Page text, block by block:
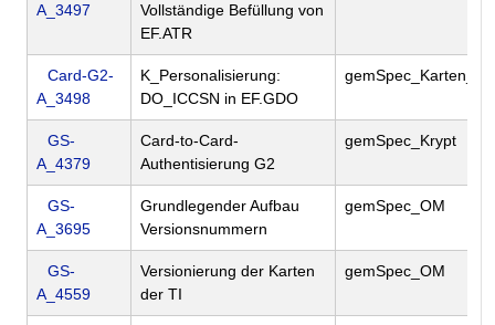
A_3497
Vollständige Befüllung von
EF.ATR
Card-G2-
A_3498
K_Personalisierung:
DO_ICCSN in EF.GDO
GS-
A_4379
Card-to-Card-
Authentisierung G2
gemSpec_Krypt
GS-
A_3695
Grundlegender Aufbau
Versionsnummern
gemSpec_OM
GS-
A_4559
Versionierung der Karten
der TI
gemSpec_OM